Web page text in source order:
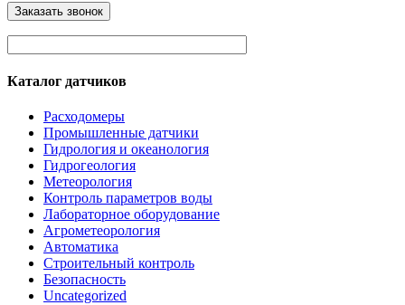
Каталог датчиков
Расходомеры
Промышленные датчики
Гидрология и океанология
Гидрогеология
Метеорология
Контроль параметров воды
Лабораторное оборудование
Агрометеорология
Автоматика
Строительный контроль
Безопасность
Uncategorized